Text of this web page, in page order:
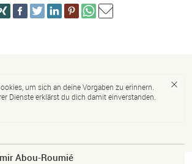
um sich an deine Vorgaben zu erinnern.
Dienste erklärst du dich damit einverstanden.
Abou-Roumié